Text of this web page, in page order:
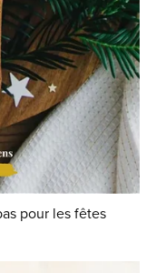
pour les fêtes